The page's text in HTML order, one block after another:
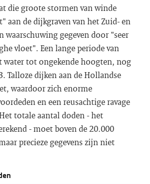
die groote stormen van winde
aan de dijkgraven van het Zuid- en
waarschuwing gegeven door "seer
vloet". Een lange periode van
water tot ongekende hoogten, nog
Talloze dijken aan de Hollandse
waardoor zich enorme
en een reusachtige ravage
totale aantal doden - het
- moet boven de 20.000
precieze gegevens zijn niet